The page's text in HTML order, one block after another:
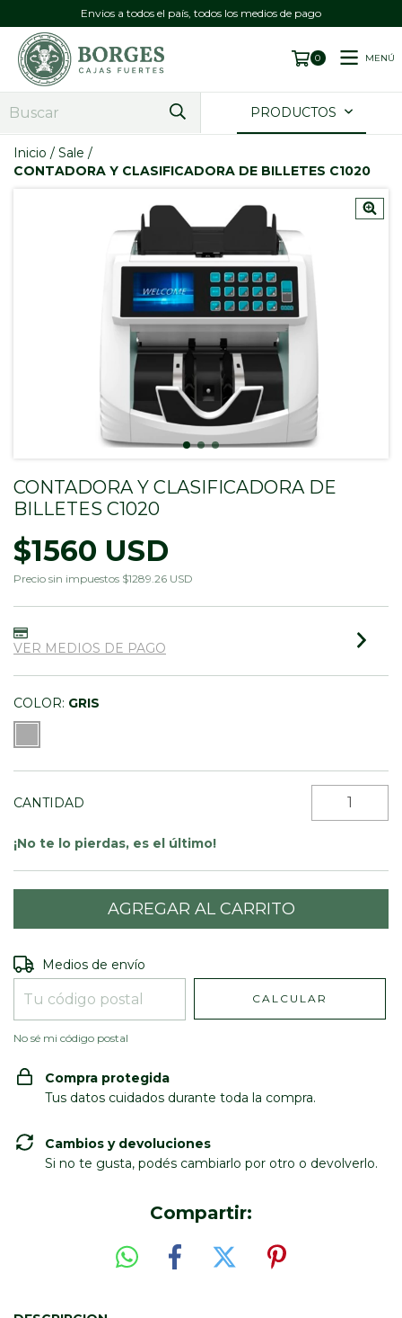
Envios a todos el país, todos los medios de pago
0 MENÚ
PRODUCTOS
Inicio / Sale /
CONTADORA Y CLASIFICADORA DE BILLETES C1020
CONTADORA Y CLASIFICADORA DE
BILLETES C1020
$1560 USD
Precio sin impuestos $1289.26 USD
VER MEDIOS DE PAGO
COLOR: GRIS
CANTIDAD
¡No te lo pierdas, es el último!
Entregas para el CP:
Medios de envío
CALCULAR
No sé mi código postal
Compra protegida
Tus datos cuidados durante toda la compra.
Cambios y devoluciones
Si no te gusta, podés cambiarlo por otro o devolverlo.
Compartir: